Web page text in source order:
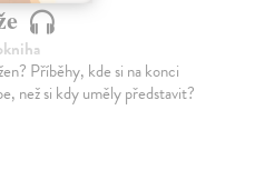
Příběhy, kde si na konci
než si kdy uměly představit?